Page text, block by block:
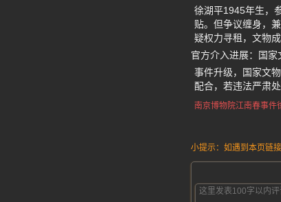
徐湖平1945年生，
贴。但争议缠身，
疑权力寻租，文物成
官方介入进展：国
事件升级，国家文
配合，若违法严肃
南京博物院江南春事件
小提示：如遇到本页链